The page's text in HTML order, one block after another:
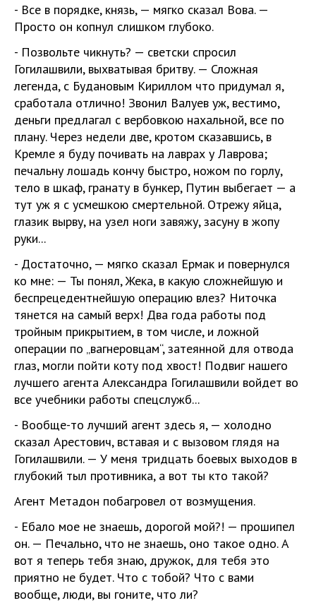
- Все в порядке, князь, — мягко сказал Вова. —
Просто он копнул слишком глубоко.
- Позвольте чикнуть? — светски спросил
Гогилашвили, выхватывая бритву. — Сложная
легенда, с Будановым Кириллом что придумал я,
сработала отлично! Звонил Валуев уж, вестимо,
деньги предлагал с вербовкою нахальной, все по
плану. Через недели две, кротом сказавшись, в
Кремле я буду почивать на лаврах у Лаврова;
печальну лошадь кончу быстро, ножом по горлу,
тело в шкаф, гранату в бункер, Путин выбегает — а
тут уж я с усмешкою смертельной. Отрежу яйца,
глазик вырву, на узел ноги завяжу, засуну в жопу
руки...
- Достаточно, — мягко сказал Ермак и повернулся
ко мне: — Ты понял, Жека, в какую сложнейшую и
беспрецедентнейшую операцию влез? Ниточка
тянется на самый верх! Два года работы под
тройным прикрытием, в том числе, и ложной
операции по „вагнеровцам“, затеянной для отвода
глаз, могли пойти коту под хвост! Подвиг нашего
лучшего агента Александра Гогилашвили войдет во
все учебники работы спецслужб...
- Вообще-то лучший агент здесь я, — холодно
сказал Арестович, вставая и с вызовом глядя на
Гогилашвили. — У меня тридцать боевых выходов в
глубокий тыл противника, а вот ты кто такой?
Агент Метадон побагровел от возмущения.
- Ебало мое не знаешь, дорогой мой?! — прошипел
он. — Печально, что не знаешь, оно такое одно. А
вот я теперь тебя знаю, дружок, для тебя это
приятно не будет. Что с тобой? Что с вами
вообще, люди, вы гоните, что ли?